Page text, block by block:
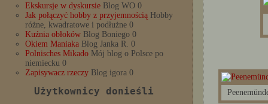
Ekskursje w dyskursie Blog WO 0
Jak połączyć hobby z przyjemnością Hobby
różne, kwadratowe i podłużne 0
Kuźnia obłoków Blog Boniego 0
Okiem Maniaka Blog Janka R. 0
Polnisches Mikado Mój blog o Polsce po
niemiecku 0
Zapisywacz rzeczy Blog igora 0
Użytkownicy donieśli